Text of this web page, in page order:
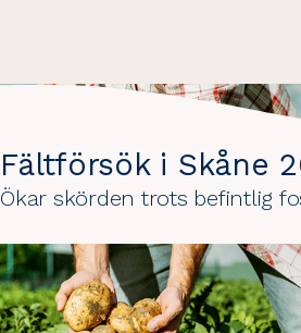
Fältförsök i Skåne
Ökar skörden trots befintlig